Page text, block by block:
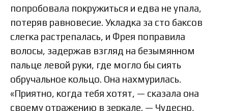
попробовала покружиться и едва не упала,
потеряв равновесие. Укладка за сто баксов
слегка растрепалась, и Фрея поправила
волосы, задержав взгляд на безымянном
пальце левой руки, где могло бы сиять
обручальное кольцо. Она нахмурилась.
«Приятно, когда тебя хотят, — сказала она
своему отражению в зеркале. — Чудесно,